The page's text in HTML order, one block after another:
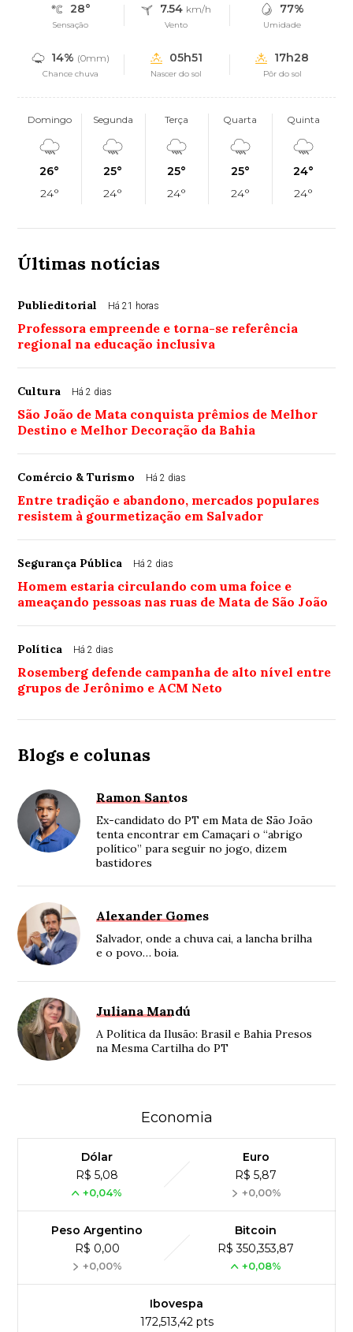
28°
Sensação
7.54 km/h
Vento
77%
Umidade
14% (0mm)
Chance chuva
05h51
Nascer do sol
17h28
Pôr do sol
Domingo
26°
24°
Segunda
25°
24°
Terça
25°
24°
Quarta
25°
24°
Quinta
24°
24°
Últimas notícias
Publieditorial Há 21 horas
Professora empreende e torna-se referência
regional na educação inclusiva
Cultura Há 2 dias
São João de Mata conquista prêmios de Melhor
Destino e Melhor Decoração da Bahia
Comércio & Turismo Há 2 dias
Entre tradição e abandono, mercados populares
resistem à gourmetização em Salvador
Segurança Pública Há 2 dias
Homem estaria circulando com uma foice e
ameaçando pessoas nas ruas de Mata de São João
Política Há 2 dias
Rosemberg defende campanha de alto nível entre
grupos de Jerônimo e ACM Neto
Blogs e colunas
Ramon Santos
Ex-candidato do PT em Mata de São João
tenta encontrar em Camaçari o “abrigo
político” para seguir no jogo, dizem
bastidores
Alexander Gomes
Salvador, onde a chuva cai, a lancha brilha
e o povo… boia.
Juliana Mandú
A Política da Ilusão: Brasil e Bahia Presos
na Mesma Cartilha do PT
Economia
Dólar
R$ 5,08
+0,04%
Euro
R$ 5,87
+0,00%
Peso Argentino
R$ 0,00
+0,00%
Bitcoin
R$ 350,353,87
+0,08%
Ibovespa
172,513,42 pts